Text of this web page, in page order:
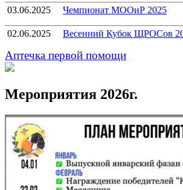
03.06.2025 Чемпионат МООиР 2025
02.06.2025 Весенний Кубок ЩРОСов
Аптечка первой помощи
Мероприятия 2026г.